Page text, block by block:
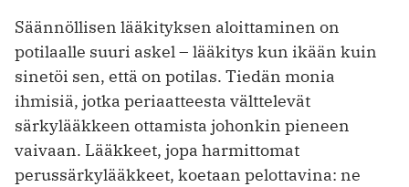
Säännöllisen lääkityksen aloittaminen on
potilaalle suuri askel – lääkitys kun ikään kuin
sinetöi sen, että on potilas. Tiedän monia
ihmisiä, jotka periaatteesta välttelevät
särkylääkkeen ottamista johonkin pieneen
vaivaan. Lääkkeet, jopa harmittomat
perussärkylääkkeet, koetaan pelottavina: ne